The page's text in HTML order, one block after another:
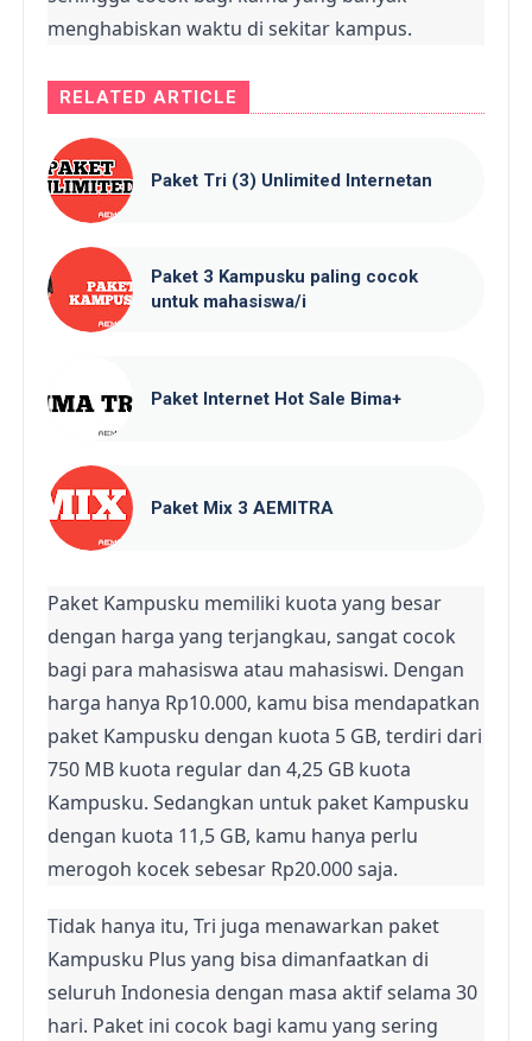
menghabiskan waktu di sekitar kampus.
RELATED ARTICLE
Paket Tri (3) Unlimited Internetan
Paket 3 Kampusku paling cocok
untuk mahasiswa/i
Paket Internet Hot Sale Bima+
Paket Mix 3 AEMITRA
Paket Kampusku memiliki kuota yang besar
dengan harga yang terjangkau, sangat cocok
bagi para mahasiswa atau mahasiswi. Dengan
harga hanya Rp10.000, kamu bisa mendapatkan
paket Kampusku dengan kuota 5 GB, terdiri dari
750 MB kuota regular dan 4,25 GB kuota
Kampusku. Sedangkan untuk paket Kampusku
dengan kuota 11,5 GB, kamu hanya perlu
merogoh kocek sebesar Rp20.000 saja.
Tidak hanya itu, Tri juga menawarkan paket
Kampusku Plus yang bisa dimanfaatkan di
seluruh Indonesia dengan masa aktif selama 30
hari. Paket ini cocok bagi kamu yang sering